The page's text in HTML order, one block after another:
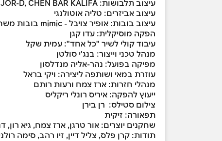
עיצוב תלבושות: JOR-D, CHEN BAR KALIFA
עיצוב אביזרים: טליה אוטולנגי
עיצוב בובות: אופיר צויבל - mimic בובות משחק ותראפיה
הפקה מוסיקלית: עדו קגן
עיבוד קולי לשיר "כל אחד": עמית שקל
מנהל טכני וייצור: בנג'י סולטן
מפיקה בפועל: נהר-אליה מנדלסון
עוזרת במאי ושותפה ליצירה: ויקי בראל
מנהלי חזרות: ארז צמח ורעות רותם
ייעוץ להפקה: איריס רונלי ריקליס
צילום סטילס: רן בירן
תפאורה: זיקית
שחקנים יוצרים: אור טרגן, ארז צמח, גיא רון,
תודות: קרן פלס, צליל דיין, זיו רהב, סימה